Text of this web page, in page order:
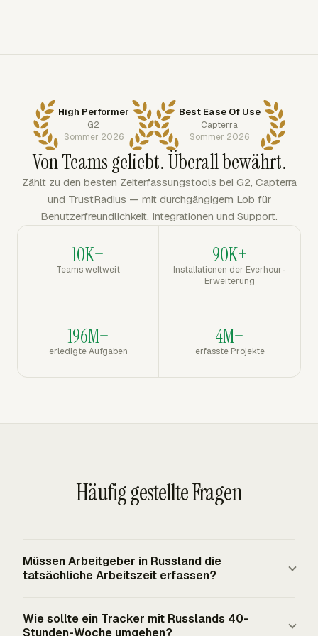
High Performer
G2
Sommer 2026
Best Ease Of Use
Capterra
Sommer 2026
Von Teams geliebt. Überall bewährt.
Zählt zu den besten Zeiterfassungstools bei G2, Capterra
und TrustRadius — mit durchgängigem Lob für
Benutzerfreundlichkeit, Integrationen und Support.
10K+
Teams weltweit
90K+
Installationen der Everhour-
Erweiterung
196M+
erledigte Aufgaben
4M+
erfasste Projekte
Häufig gestellte Fragen
Müssen Arbeitgeber in Russland die
tatsächliche Arbeitszeit erfassen?
Aufzeichnungen über die tatsächlich von jedem
Wie sollte ein Tracker mit Russlands 40-
Stunden-Woche umgehen?